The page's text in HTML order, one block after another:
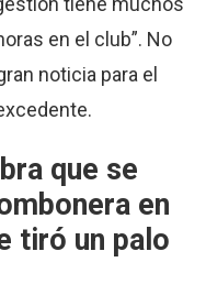
en el club”. No
noticia para el
que se
en
tiró un palo